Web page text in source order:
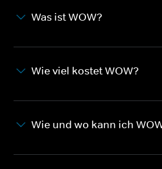
Was ist WOW?
Wie viel kostet WOW?
Wie und wo kann ich